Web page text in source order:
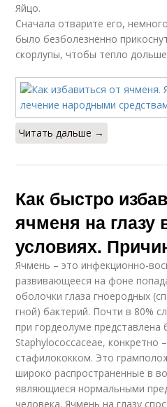
Яйцо.
Сначала отварите его,
было безболезненно
скорлупы, чтобы тепло
Читать дальше →
Как быстро
ячменя на
условиях.
Ячмень – это инфекционно-
развивающееся на фоне
оболочки глаза гноеродных
гной) бактерий. Почти в 80%
при гордеолуме представлена
Staphylococcaceae, конкретно
стафилококком. Это
широко распространенные в
являющиеся нормальными
человека. Ячмень на глазу